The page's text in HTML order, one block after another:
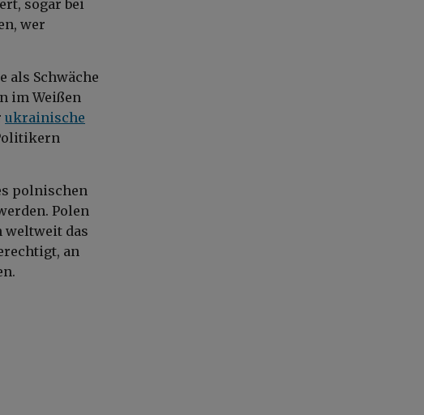
sogar bei
wer
als Schwäche
im Weißen
ukrainische
polnischen
Polen
weltweit das
an